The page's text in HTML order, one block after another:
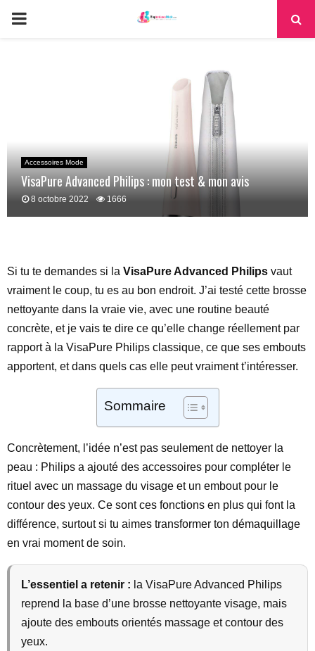
PRIMARY
Accessoires Mode
VisaPure Advanced Philips : mon test & mon avis
8 octobre 2022 1666
Si tu te demandes si la VisaPure Advanced Philips vaut
vraiment le coup, tu es au bon endroit. J’ai testé cette brosse
nettoyante dans la vraie vie, avec une routine beauté
concrète, et je vais te dire ce qu’elle change réellement par
rapport à la VisaPure Philips classique, ce que ses embouts
apportent, et dans quels cas elle peut vraiment t’intéresser.
Sommaire
Concrètement, l’idée n’est pas seulement de nettoyer la
peau : Philips a ajouté des accessoires pour compléter le
rituel avec un massage du visage et un embout pour le
contour des yeux. Ce sont ces fonctions en plus qui font la
différence, surtout si tu aimes transformer ton démaquillage
en vrai moment de soin.
L’essentiel a retenir : la VisaPure Advanced Philips
reprend la base d’une brosse nettoyante visage, mais
ajoute des embouts orientés massage et contour des
yeux.